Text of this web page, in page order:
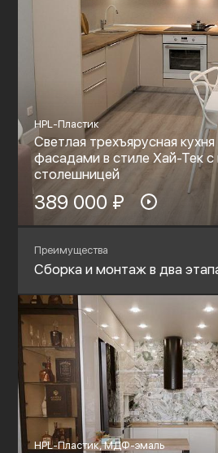
HPL-Пластик
Светлая трехъярусная
фасадами в стиле Хай-Тек с
столешницей
389 000 ₽
Преимущества
Сборка и монтаж в два
HPL-Пластик, МДФ-эмаль